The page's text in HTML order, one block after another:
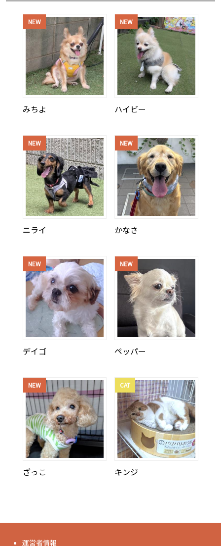
NEW
みちよ
NEW
ハイビー
NEW
ニライ
NEW
かなさ
NEW
デイゴ
NEW
ペッパー
NEW
ざっこ
CAT
キンジ
運営者情報